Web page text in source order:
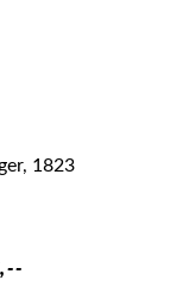
1823